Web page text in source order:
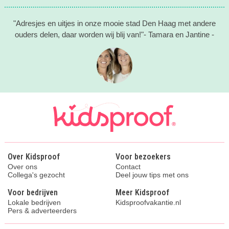
"Adresjes en uitjes in onze mooie stad Den Haag met andere
ouders delen, daar worden wij blij van!"- Tamara en Jantine -
Over Kidsproof
Over ons
Collega's gezocht
Voor bezoekers
Contact
Deel jouw tips met ons
Voor bedrijven
Lokale bedrijven
Pers & adverteerders
Meer Kidsproof
Kidsproofvakantie.nl